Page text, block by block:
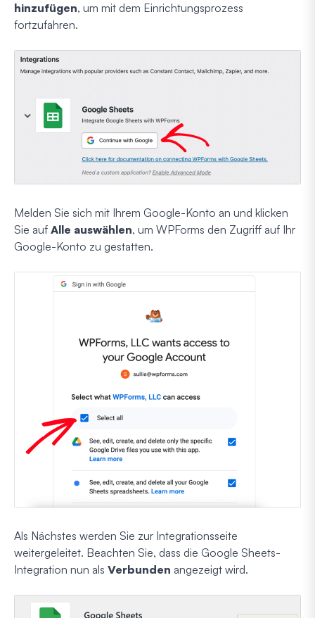
hinzufügen, um mit dem Einrichtungsprozess
fortzufahren.
Melden Sie sich mit Ihrem Google-Konto an und klicken
Sie auf Alle auswählen, um WPForms den Zugriff auf Ihr
Google-Konto zu gestatten.
Als Nächstes werden Sie zur Integrationsseite
weitergeleitet. Beachten Sie, dass die Google Sheets-
Integration nun als Verbunden angezeigt wird.